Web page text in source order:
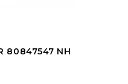
80847547 NH